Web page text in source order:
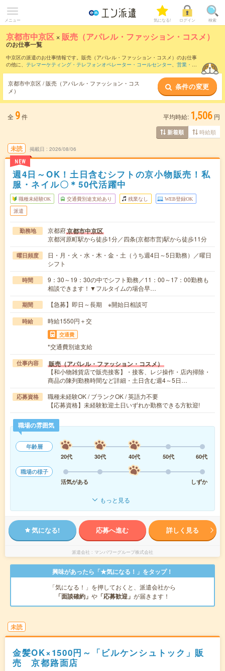
メニュー 気になる! ログイン 検索
京都市中京区 × 販売（アパレル・ファッション・コスメ）
のお仕事一覧
中京区の派遣のお仕事情報です。販売（アパレル・ファッション・コスメ）のお仕事
の他に、 テレマーケティング・テレフォンオペレーター・コールセンター、 営業・企
などのこだわり条件で絞り込ん
でいただけます。職種辞典： 販売（アパレル・ファッション・コスメ）のお仕事と
は？とは？
京都市中京区 / 販売（アパレル・ファッション・コス
メ）
条件の変更
全 9件 平均時給: 1,506 円
新着順 時給順
未読
NEW
掲載日 2026/08/06
週4日～OK！土日含むシフトの京小物販売！私
服・ネイル〇＊50代活躍中
職種未経験OK 交通費別途支給あり 残業なし WEB登録OK
派遣
勤務地 京都府京都市中京区
京都河原町駅から徒歩1分／四条(京都市営)駅から徒歩11分
曜日頻度
日・月・火・水・木・金・土（うち週4日～5日勤務）／曜日
シフト
時間
9：30～19：30の中でシフト勤務／11：00～17：00勤務も
相談できます！▼フルタイムの場合早…
期間 【急募】即日～長期 ※開始日相談可
時給 時給1550円＋交
交通費
*交通費別途支給
仕事内容 販売（アパレル・ファッション・コスメ）
【和小物雑貨店で販売接客】・接客、レジ操作・店内掃除・
商品の陳列勤務時間など詳細・土日含む週4～5日…
応募資格
職種未経験OK / ブランクOK / 英語力不要
【応募資格】未経験歓迎土日いずれか勤務できる方歓迎!
職場の雰囲気
年齢層
20代
30代 40代 50代
60代
職場の様子
活気がある
しずか
もっと見る
気になる! 応募へ進む 詳しく見る
派遣会社 マンパワーグループ株式会社
興味があったら「★気になる！」をタップ！
「気になる！」を押しておくと、派遣会社から
「面談確約」 や 「応募歓迎」 が届きます！
未読
金髪OK×1500円～「ビルケンシュトック」販
売 京都路面店